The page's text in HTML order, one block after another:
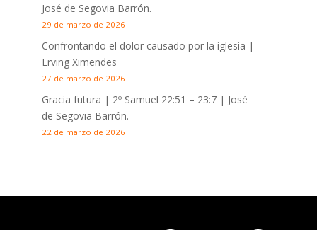
José de Segovia Barrón.
29 de marzo de 2026
Confrontando el dolor causado por la iglesia |
Erving Ximendes
27 de marzo de 2026
Gracia futura | 2º Samuel 22:51 – 23:7| José
de Segovia Barrón.
22 de marzo de 2026